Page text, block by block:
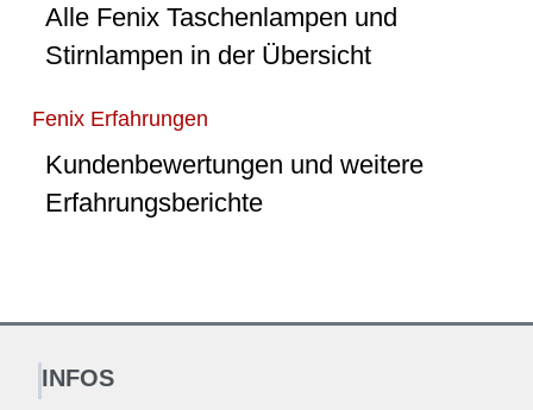
Alle Fenix Taschenlampen und
Stirnlampen in der Übersicht
Fenix Erfahrungen
Kundenbewertungen und weitere
Erfahrungsberichte
INFOS